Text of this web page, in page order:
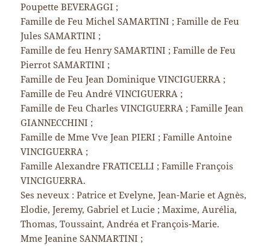
Poupette BEVERAGGI ;
Famille de Feu Michel SAMARTINI ; Famille de Feu
Jules SAMARTINI ;
Famille de feu Henry SAMARTINI ; Famille de Feu
Pierrot SAMARTINI ;
Famille de Feu Jean Dominique VINCIGUERRA ;
Famille de Feu André VINCIGUERRA ;
Famille de Feu Charles VINCIGUERRA ; Famille Jean
GIANNECCHINI ;
Famille de Mme Vve Jean PIERI ; Famille Antoine
VINCIGUERRA ;
Famille Alexandre FRATICELLI ; Famille François
VINCIGUERRA.
Ses neveux : Patrice et Evelyne, Jean-Marie et Agnès,
Elodie, Jeremy, Gabriel et Lucie ; Maxime, Aurélia,
Thomas, Toussaint, Andréa et François-Marie.
Mme Jeanine SANMARTINI ;